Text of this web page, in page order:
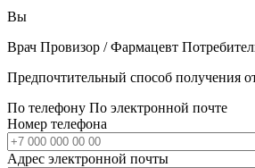
Вы
Врач Провизор / Фармацевт
Предпочтительный способ получения
По телефону По электронной почте
Номер телефона
Адрес электронной почты